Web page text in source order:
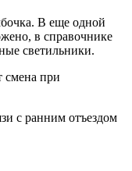
В еще одной
в справочнике
светильники.
смена при
с ранним отъездом